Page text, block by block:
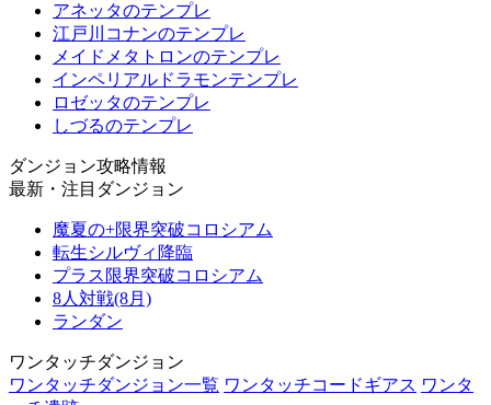
アネッタのテンプレ
江戸川コナンのテンプレ
メイドメタトロンのテンプレ
インペリアルドラモンテンプレ
ロゼッタのテンプレ
しづるのテンプレ
ダンジョン攻略情報
最新・注目ダンジョン
魔夏の+限界突破コロシアム
転生シルヴィ降臨
プラス限界突破コロシアム
8人対戦(8月)
ランダン
ワンタッチダンジョン
ワンタッチダンジョン一覧 ワンタッチコードギアス ワンタ